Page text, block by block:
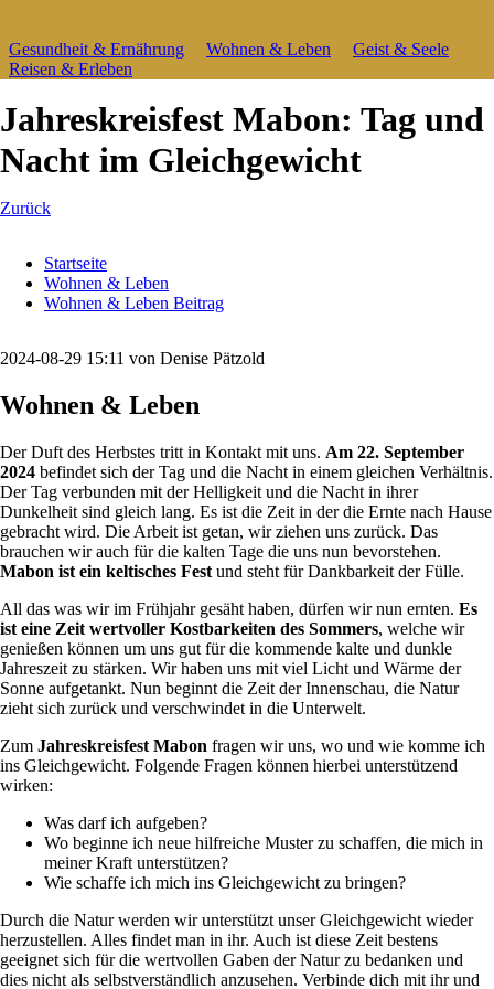
Navigation
überspringen
Gesundheit & Ernährung Wohnen & Leben
Geist & Seele
Reisen & Erleben
Jahreskreisfest Mabon: Tag und
Nacht im Gleichgewicht
Zurück
Startseite
Wohnen & Leben
Wohnen & Leben Beitrag
2024-08-29 15:11 von Denise Pätzold
Wohnen & Leben
Der Duft des Herbstes tritt in Kontakt mit uns. Am 22. September
2024 befindet sich der Tag und die Nacht in einem gleichen Verhältnis.
Der Tag verbunden mit der Helligkeit und die Nacht in ihrer
Dunkelheit sind gleich lang. Es ist die Zeit in der die Ernte nach Hause
gebracht wird. Die Arbeit ist getan, wir ziehen uns zurück. Das
brauchen wir auch für die kalten Tage die uns nun bevorstehen.
Mabon ist ein keltisches Fest und steht für Dankbarkeit der Fülle.
All das was wir im Frühjahr gesäht haben, dürfen wir nun ernten. Es
ist eine Zeit wertvoller Kostbarkeiten des Sommers, welche wir
genießen können um uns gut für die kommende kalte und dunkle
Jahreszeit zu stärken. Wir haben uns mit viel Licht und Wärme der
Sonne aufgetankt. Nun beginnt die Zeit der Innenschau, die Natur
zieht sich zurück und verschwindet in die Unterwelt.
Zum Jahreskreisfest Mabon fragen wir uns, wo und wie komme ich
ins Gleichgewicht. Folgende Fragen können hierbei unterstützend
wirken:
Was darf ich aufgeben?
Wo beginne ich neue hilfreiche Muster zu schaffen, die mich in
meiner Kraft unterstützen?
Wie schaffe ich mich ins Gleichgewicht zu bringen?
Durch die Natur werden wir unterstützt unser Gleichgewicht wieder
herzustellen. Alles findet man in ihr. Auch ist diese Zeit bestens
geeignet sich für die wertvollen Gaben der Natur zu bedanken und
dies nicht als selbstverständlich anzusehen. Verbinde dich mit ihr und